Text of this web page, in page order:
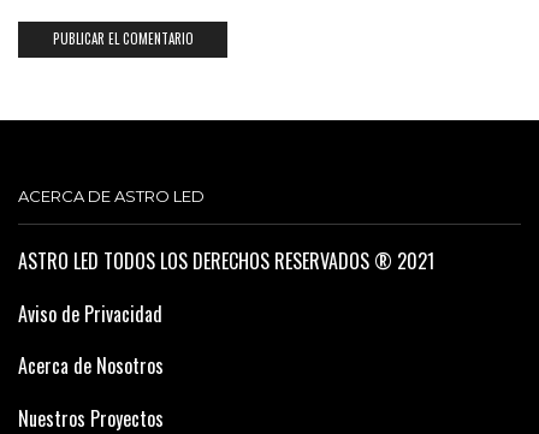
ACERCA DE ASTRO LED
ASTRO LED TODOS LOS DERECHOS RESERVADOS ® 2021
Aviso de Privacidad
Acerca de Nosotros
Nuestros Proyectos